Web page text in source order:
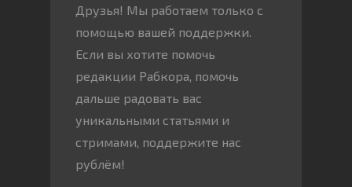
Друзья! Мы работаем только с
помощью вашей поддержки.
Если вы хотите помочь
редакции Рабкора, помочь
дальше радовать вас
уникальными статьями и
стримами, поддержите нас
рублём!